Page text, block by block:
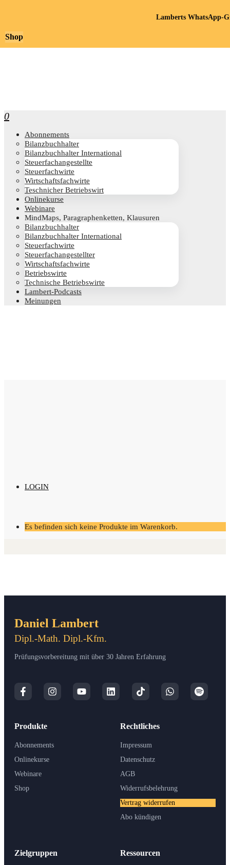
0
Abon­ne­ments
Bilanz­buch­hal­ter
Bilanz­buch­hal­ter International
Steu­er­fach­an­ge­stell­te
Steu­er­fach­wir­te
Wirt­schafts­fach­wir­te
Teschni­cher Betriebswirt
Online­kur­se
Web­i­na­re
Mind­Maps, Para­gra­phen­ket­ten, Klausuren
Bilanz­buch­hal­ter
Bilanz­buch­hal­ter International
Steu­er­fach­wir­te
Steu­er­fach­an­ge­stell­ter
Wirt­schafts­fach­wir­te
Betriebs­wir­te
Tech­ni­sche Betriebswirte
Lam­­bert-Pod­­casts
Mei­nun­gen
LOGIN
Es befinden sich keine Produkte im Warenkorb.
Daniel Lambert
Dipl.-Math. Dipl.-Kfm.
Prüfungsvorbereitung mit über 30 Jahren Erfahrung
Produkte
Abonnements
Onlinekurse
Webinare
Shop
Zielgruppen Ressourcen
Rechtliches
Impressum
Datenschutz
AGB
Widerrufsbelehrung
Vertrag widerrufen
Abo kündigen
Shop
Lamberts WhatsApp-